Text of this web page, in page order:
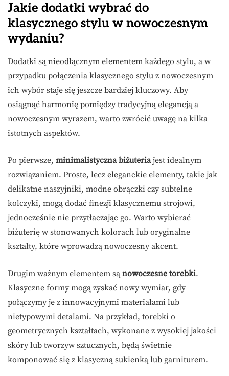
Jakie dodatki wybrać do
klasycznego stylu w nowoczesnym
wydaniu?
Dodatki są nieodłącznym elementem każdego stylu, a w
przypadku połączenia klasycznego stylu z nowoczesnym
ich wybór staje się jeszcze bardziej kluczowy. Aby
osiągnąć harmonię pomiędzy tradycyjną elegancją a
nowoczesnym wyrazem, warto zwrócić uwagę na kilka
istotnych aspektów.
Po pierwsze, minimalistyczna biżuteriajest idealnym
rozwiązaniem. Proste, lecz eleganckie elementy, takie jak
delikatne naszyjniki, modne obrączki czy subtelne
kolczyki, mogą dodać finezji klasycznemu strojowi,
jednocześnie nie przytłaczając go. Warto wybierać
biżuterię w stonowanych kolorach lub oryginalne
kształty, które wprowadzą nowoczesny akcent.
Drugim ważnym elementem są nowoczesne torebki.
Klasyczne formy mogą zyskać nowy wymiar, gdy
połączymy je z innowacyjnymi materiałami lub
nietypowymi detalami. Na przykład, torebki o
geometrycznych kształtach, wykonane z wysokiej jakości
skóry lub tworzyw sztucznych, będą świetnie
komponować się z klasyczną sukienką lub garniturem.